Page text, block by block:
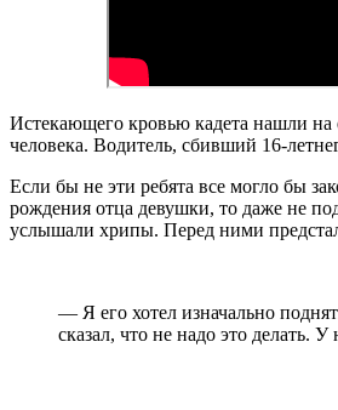
Истекающего кровью кадета нашли
человека. Водитель, сбивший 16-
Если бы не эти ребята все могло бы
рождения отца девушки, то даже не
услышали хрипы. Перед ними
— Я его хотел изначально
сказал, что не надо это делать.